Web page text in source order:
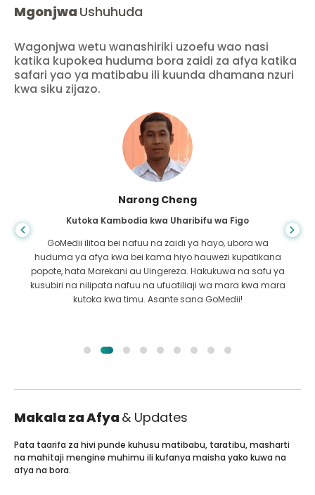
Mgonjwa Ushuhuda
Wagonjwa wetu wanashiriki uzoefu wao nasi
katika kupokea huduma bora zaidi za afya katika
safari yao ya matibabu ili kuunda dhamana nzuri
kwa siku zijazo.
Shandha Das
Kutoka Bangladesh kwa Gastroenterology
Nimemshukuru mwanangu na timu mahiri ya GoMedii
ambao walinisaidia katika safari yangu kutoka
Bangladesh hadi India kutibiwa. Tulifanya chaguo sahihi
katika kuchagua GoMedii. Wao hata baada ya matibabu
huweka dhamana kubwa na sisi
Makala za Afya & Updates
Pata taarifa za hivi punde kuhusu matibabu, taratibu, masharti
na mahitaji mengine muhimu ili kufanya maisha yako kuwa na
afya na bora.